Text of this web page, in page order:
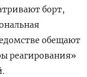
борт,
обещают
реагирования»